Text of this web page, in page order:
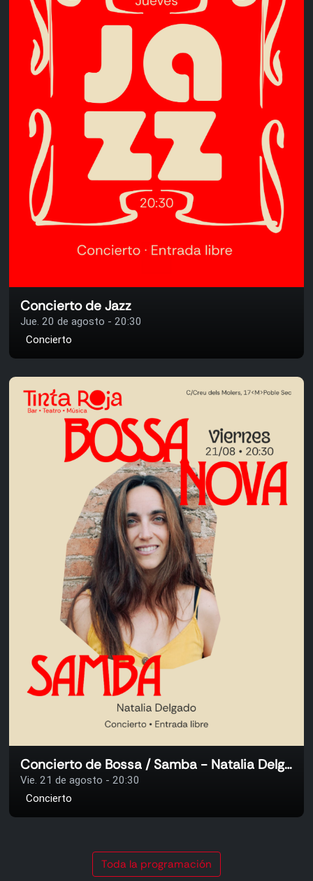
Concierto de Jazz
Jue. 20 de agosto - 20:30
Concierto
Concierto de Bossa / Samba - Natalia Delgado
Vie. 21 de agosto - 20:30
Concierto
Toda la programación